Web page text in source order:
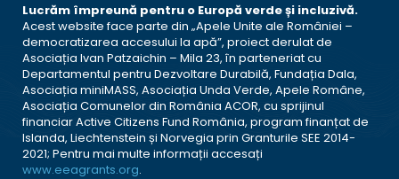
Lucrăm împreună pentru o Europă verde și incluzivă.
Acest website face parte din „Apele Unite ale României –
democratizarea accesului la apă”, proiect derulat de
Asociația Ivan Patzaichin – Mila 23, în parteneriat cu
Departamentul pentru Dezvoltare Durabilă, Fundația Dala,
Asociația miniMASS, Asociația Unda Verde, Apele Române,
Asociația Comunelor din România ACOR, cu sprijinul
financiar Active Citizens Fund România, program finanțat de
Islanda, Liechtenstein și Norvegia prin Granturile SEE 2014-
2021; Pentru mai multe informații accesați
www.eeagrants.org.